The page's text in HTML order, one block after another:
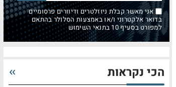
אני מאשר קבלת ניוזלטרים ודיוורים פרסומיים
בדואר אלקטרוני ו/או באמצעות הסלולר בהתאם
למפורט בסעיף 10 בתנאי השימוש
הכי נקראות